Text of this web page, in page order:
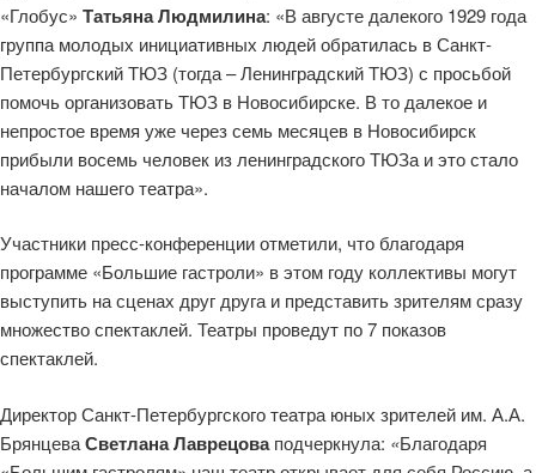
«Глобус» Татьяна Людмилина: «В августе далекого 1929 года
группа молодых инициативных людей обратилась в Санкт-
Петербургский ТЮЗ (тогда – Ленинградский ТЮЗ) с просьбой
помочь организовать ТЮЗ в Новосибирске. В то далекое и
непростое время уже через семь месяцев в Новосибирск
прибыли восемь человек из ленинградского ТЮЗа и это стало
началом нашего театра».
Участники пресс-конференции отметили, что благодаря
программе «Большие гастроли» в этом году коллективы могут
выступить на сценах друг друга и представить зрителям сразу
множество спектаклей. Театры проведут по 7 показов
спектаклей.
Директор Санкт-Петербургского театра юных зрителей им. А.А.
БрянцеваСветлана Лаврецоваподчеркнула: «Благодаря